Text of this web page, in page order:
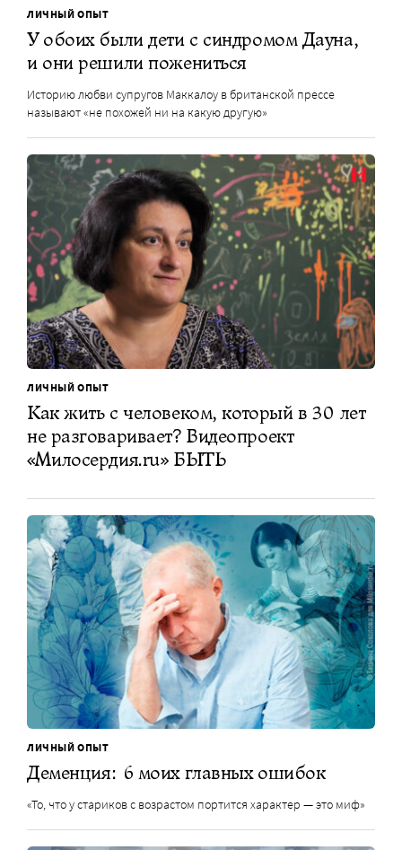
ЛИЧНЫЙ ОПЫТ
У обоих были дети с синдромом Дауна,
и они решили пожениться
Историю любви супругов Маккалоу в британской прессе
называют «не похожей ни на какую другую»
ЛИЧНЫЙ ОПЫТ
Как жить с человеком, который в 30 лет
не разговаривает? Видеопроект
«Милосердия.ru» БЫТЬ
ЛИЧНЫЙ ОПЫТ
Деменция: 6 моих главных ошибок
«То, что у стариков с возрастом портится характер — это миф»